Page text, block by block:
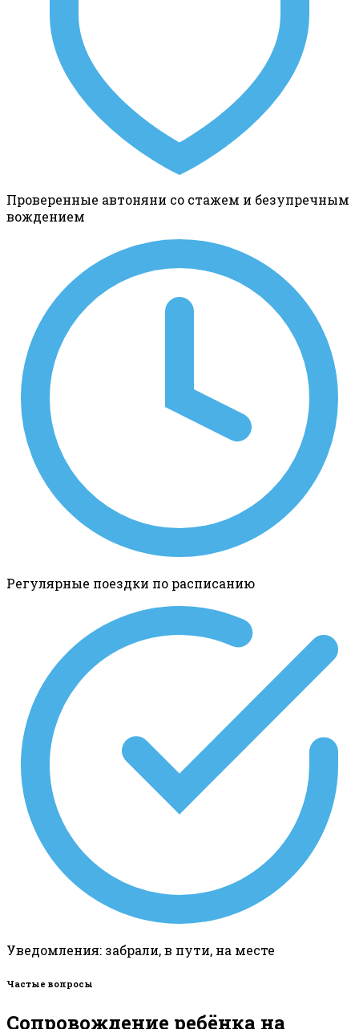
Проверенные автоняни со стажем и безупречным
вождением
Регулярные поездки по расписанию
Уведомления: забрали, в пути, на месте
Частые вопросы
Сопровождение ребёнка на